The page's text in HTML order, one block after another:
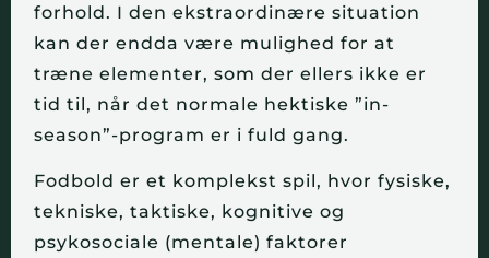
forhold. I den ekstraordinære situation
kan der endda være mulighed for at
træne elementer, som der ellers ikke er
tid til, når det normale hektiske ”in-
season”-program er i fuld gang.
Fodbold er et komplekst spil, hvor fysiske,
tekniske, taktiske, kognitive og
psykosociale (mentale) faktorer